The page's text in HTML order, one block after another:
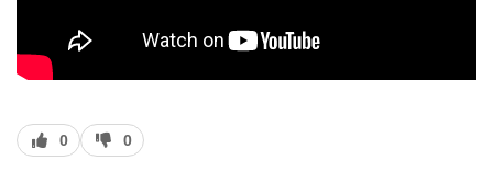
J’aime
0
J’aime
pas
0